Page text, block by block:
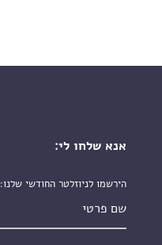
אנא שלחו לי:
הירשמו לניוזלטר החודשי שלנו: